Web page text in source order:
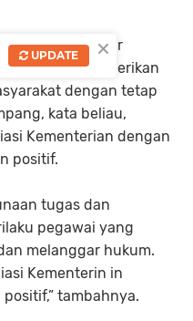
berpesan agar
terus memberikan
dengan tetap
kata beliau,
Kementerian dengan
positif.
tugas dan
pegawai yang
melanggar hukum.
Kementerin in
tambahnya.
×
UPDATE